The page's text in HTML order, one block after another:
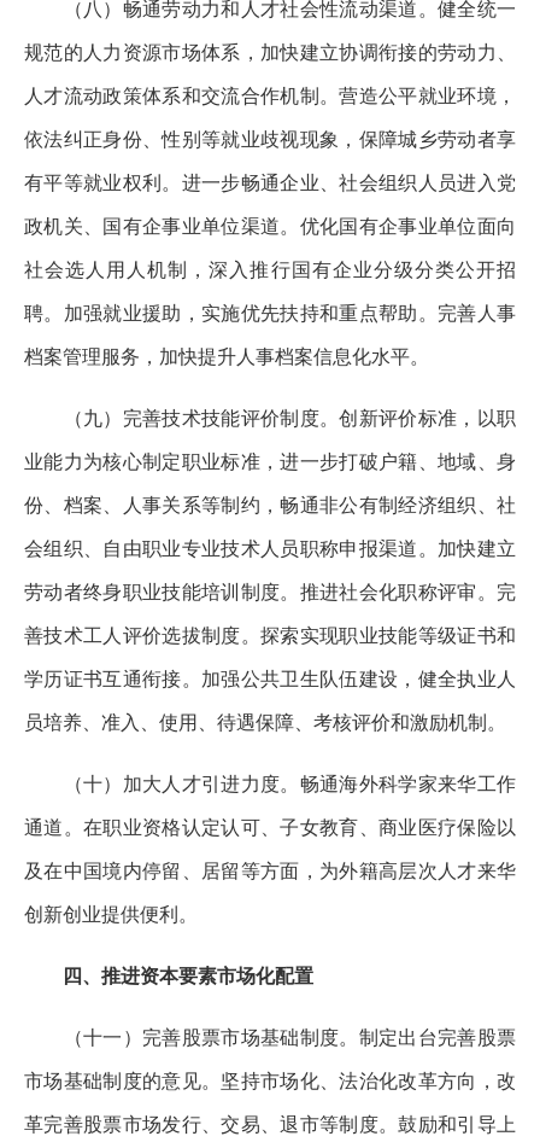
（八）畅通劳动力和人才社会性流动渠道。健全统一
规范的人力资源市场体系，加快建立协调衔接的劳动力、
人才流动政策体系和交流合作机制。营造公平就业环境，
依法纠正身份、性别等就业歧视现象，保障城乡劳动者享
有平等就业权利。进一步畅通企业、社会组织人员进入党
政机关、国有企事业单位渠道。优化国有企事业单位面向
社会选人用人机制，深入推行国有企业分级分类公开招
聘。加强就业援助，实施优先扶持和重点帮助。完善人事
档案管理服务，加快提升人事档案信息化水平。
（九）完善技术技能评价制度。创新评价标准，以职
业能力为核心制定职业标准，进一步打破户籍、地域、身
份、档案、人事关系等制约，畅通非公有制经济组织、社
会组织、自由职业专业技术人员职称申报渠道。加快建立
劳动者终身职业技能培训制度。推进社会化职称评审。完
善技术工人评价选拔制度。探索实现职业技能等级证书和
学历证书互通衔接。加强公共卫生队伍建设，健全执业人
员培养、准入、使用、待遇保障、考核评价和激励机制。
（十）加大人才引进力度。畅通海外科学家来华工作
通道。在职业资格认定认可、子女教育、商业医疗保险以
及在中国境内停留、居留等方面，为外籍高层次人才来华
创新创业提供便利。
四、推进资本要素市场化配置
（十一）完善股票市场基础制度。制定出台完善股票
市场基础制度的意见。坚持市场化、法治化改革方向，改
革完善股票市场发行、交易、退市等制度。鼓励和引导上